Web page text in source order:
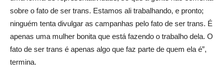
sobre o fato de ser trans. Estamos ali trabalhando, e pronto;
ninguém tenta divulgar as campanhas pelo fato de ser trans. É
apenas uma mulher bonita que está fazendo o trabalho dela. O
fato de ser trans é apenas algo que faz parte de quem ela é”,
termina.